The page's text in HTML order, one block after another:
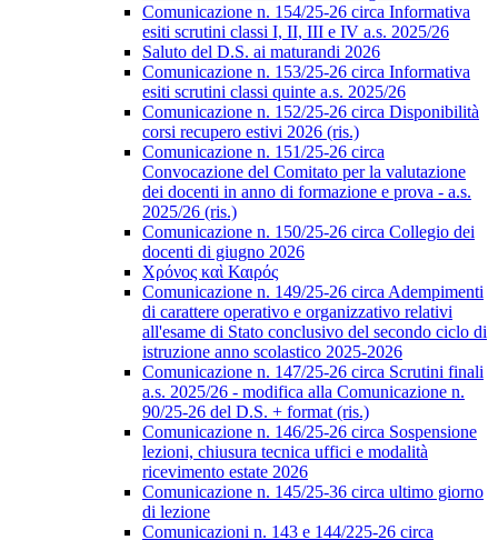
Comunicazione n. 154/25-26 circa Informativa
esiti scrutini classi I, II, III e IV a.s. 2025/26
Saluto del D.S. ai maturandi 2026
Comunicazione n. 153/25-26 circa Informativa
esiti scrutini classi quinte a.s. 2025/26
Comunicazione n. 152/25-26 circa Disponibilità
corsi recupero estivi 2026 (ris.)
Comunicazione n. 151/25-26 circa
Convocazione del Comitato per la valutazione
dei docenti in anno di formazione e prova - a.s.
2025/26 (ris.)
Comunicazione n. 150/25-26 circa Collegio dei
docenti di giugno 2026
Χρόνος καὶ Καιρός
Comunicazione n. 149/25-26 circa Adempimenti
di carattere operativo e organizzativo relativi
all'esame di Stato conclusivo del secondo ciclo di
istruzione anno scolastico 2025-2026
Comunicazione n. 147/25-26 circa Scrutini finali
a.s. 2025/26 - modifica alla Comunicazione n.
90/25-26 del D.S. + format (ris.)
Comunicazione n. 146/25-26 circa Sospensione
lezioni, chiusura tecnica uffici e modalità
ricevimento estate 2026
Comunicazione n. 145/25-36 circa ultimo giorno
di lezione
Comunicazioni n. 143 e 144/225-26 circa